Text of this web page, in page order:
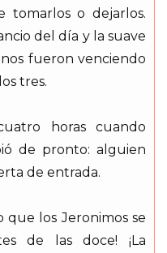
tomarlos o dejarlos.
del día y la suave
fueron venciendo
tres.
horas cuando
de pronto: alguien
de entrada.
que los Jeronimos se
de las doce! ¡La